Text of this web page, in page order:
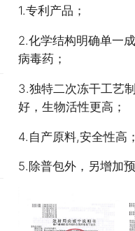
1.专利产品；
2.化学结构明确单一
病毒药；
3.独特二次冻干工艺
好，生物活性更高；
4.自产原料,安全性高；
5.除普包外，另增加